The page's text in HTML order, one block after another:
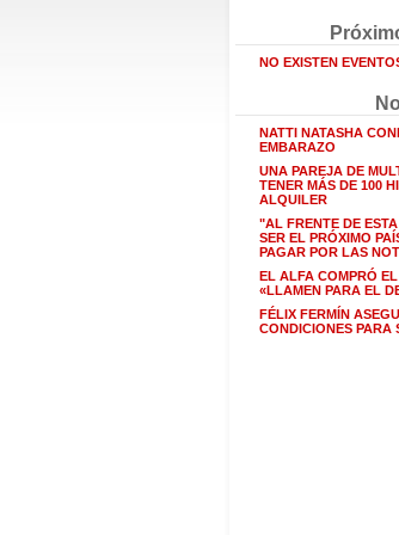
NO EXISTEN
NATTI NATASHA
EMBARAZO
UNA PAREJA DE
TENER MÁS DE 100
ALQUILER
"AL FRENTE DE
SER EL PRÓXIMO
PAGAR POR LAS
EL ALFA COMPRÓ
«LLAMEN PARA EL
FÉLIX FERMÍN
CONDICIONES PARA